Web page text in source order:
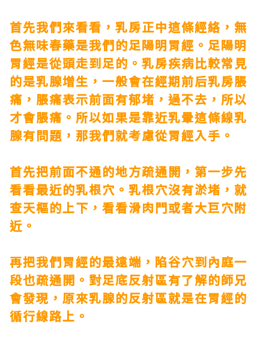
首先我們來看看，乳房正中這條經絡， 無
色無味春藥是我們的足陽明胃經。足陽明
胃經是從頭走到足的。乳房疾病比較常見
的是乳腺增生，一般會在經期前后乳房脹
痛，脹痛表示前面有郁堵，過不去，所以
才會脹痛。所以如果是靠近乳暈這條線乳
腺有問題，那我們就考慮從胃經入手。
首先把前面不通的地方疏通開，第一步先
看看最近的乳根穴。乳根穴沒有淤堵，就
查天樞的上下，看看滑肉門或者大巨穴附
近。
再把我們胃經的最遠端，陷谷穴到內庭一
段也疏通開。對足底反射區有了解的師兄
會發現，原來乳腺的反射區就是在胃經的
循行線路上。